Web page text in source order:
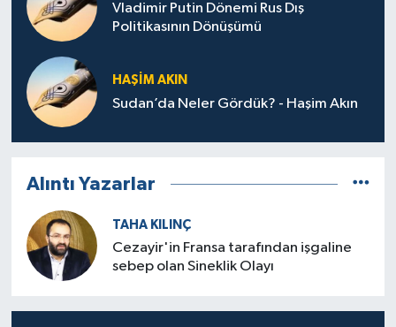
Vladimir Putin Dönemi Rus Dış
Politikasının Dönüşümü
HAŞIM AKIN
Sudan’da Neler Gördük? - Haşim Akın
Alıntı Yazarlar
TAHA KILINÇ
Cezayir'in Fransa tarafından işgaline
sebep olan Sineklik Olayı